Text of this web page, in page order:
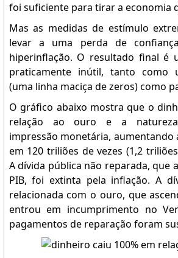
foi suficiente para tirar a economia
Mas as medidas de estímulo
levar a uma perda de
hiperinflação. O resultado final é
praticamente inútil, tanto como
(uma linha maciça de zeros) como
O gráfico abaixo mostra que o
relação ao ouro e a natureza
impressão monetária,
em 120 triliões de vezes (1,2
A dívida pública não reparada, que
PIB, foi extinta pela inflação. A
relacionada com o ouro, que
entrou em incumprimento no
pagamentos de reparação foram